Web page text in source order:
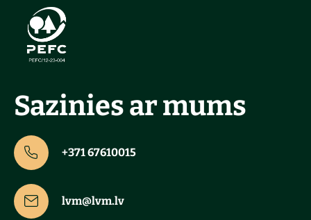
Sazinies ar mums
+371 67610015
lvm@lvm.lv